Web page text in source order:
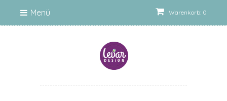
Warenkorb: 0
Menü